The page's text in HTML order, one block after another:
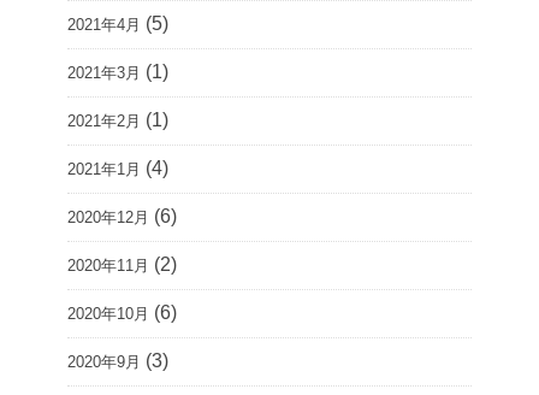
2021年4月 (5)
2021年3月 (1)
2021年2月 (1)
2021年1月 (4)
2020年12月 (6)
2020年11月 (2)
2020年10月 (6)
2020年9月 (3)